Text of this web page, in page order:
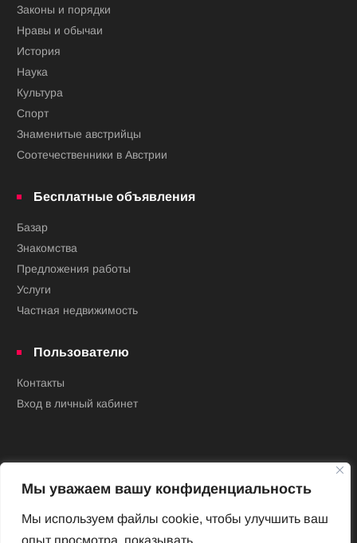
Мы уважаем вашу конфиденциальность
Мы используем файлы cookie, чтобы улучшить ваш
опыт просмотра, показывать
Законы и порядки
Нравы и обычаи
История
Наука
Культура
Спорт
Знаменитые австрийцы
Соотечественники в Австрии
Бесплатные объявления
Базар
Знакомства
Предложения работы
Услуги
Частная недвижимость
Пользователю
Контакты
Вход в личный кабинет